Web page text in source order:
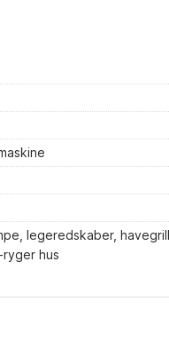
legeredskaber,
hus